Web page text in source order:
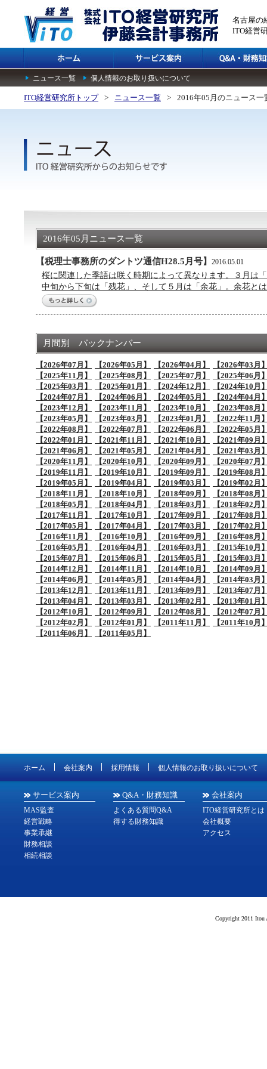
名古屋の
ITO経営
ニュース一覧 個人情報のお取り扱いについて
ITO経営研究所トップ > ニュース一覧 > 2016年05月のニュース一
2016年05月ニュース一覧
【税理士事務所のダントツ通信H28.5月号】 2016.05.01
桜に関連した季語は咲く時期によって異なります。３月は
中旬から下旬は「残花」、そして５月は「余花」。余花と
月間別 バックナンバー
【2026年07月】 【2026年05月】 【2026年04月】
【2026年03月
【2025年11月】
【2025年08月】 【2025年07月】
【2025年06月
【2025年03月】
【2025年01月】 【2024年12月】
【2024年10月
【2024年07月】
【2024年06月】 【2024年05月】
【2024年04月
【2023年12月】
【2023年11月】 【2023年10月】
【2023年08月
【2023年05月】
【2023年03月】 【2023年01月】
【2022年11月
【2022年08月】
【2022年07月】 【2022年06月】
【2022年05月
【2022年01月】
【2021年11月】 【2021年10月】
【2021年09月
【2021年06月】
【2021年05月】 【2021年04月】
【2021年03月
【2020年11月】
【2020年10月】 【2020年09月】
【2020年07月
【2019年11月】
【2019年10月】 【2019年09月】
【2019年08月
【2019年05月】
【2019年04月】 【2019年03月】
【2019年02月
【2018年11月】
【2018年10月】 【2018年09月】
【2018年08月
【2018年05月】
【2018年04月】 【2018年03月】
【2018年02月
【2017年11月】
【2017年10月】 【2017年09月】
【2017年08月
【2017年05月】
【2017年04月】 【2017年03月】
【2017年02月
【2016年11月】
【2016年10月】 【2016年09月】
【2016年08月
【2016年05月】
【2016年04月】 【2016年03月】
【2015年10月
【2015年07月】
【2015年06月】 【2015年05月】
【2015年03月
【2014年12月】
【2014年11月】 【2014年10月】
【2014年09月
【2014年06月】
【2014年05月】 【2014年04月】
【2014年03月
【2013年12月】
【2013年11月】 【2013年09月】
【2013年07月
【2013年04月】
【2013年03月】 【2013年02月】
【2013年01月
【2012年10月】
【2012年09月】 【2012年08月】
【2012年07月
【2012年02月】
【2012年01月】 【2011年11月】
【2011年10月
【2011年06月】
【2011年05月】
ホーム 会社案内 採用情報 個人情報のお取り扱いについて
サービス案内
MAS監査
経営戦略
事業承継
財務相談
相続相談
Q&A・財務知識
よくある質問Q&A
得する財務知識
会社案内
ITO経営研究所とは
会社概要
アクセス
Copyright 2011 Itou